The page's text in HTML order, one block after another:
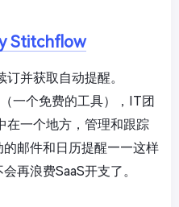
Stitchflow
并获取自动提醒。
一个免费的工具），IT团
在一个地方，管理和跟踪
的邮件和日历提醒——这样
再浪费SaaS开支了。